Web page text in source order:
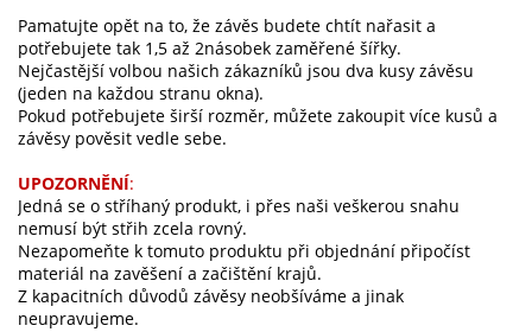
Pamatujte opět na to, že závěs budete chtít nařasit a
potřebujete tak 1,5 až 2násobek zaměřené šířky.
Nejčastější volbou našich zákazníků jsou dva kusy závěsu
(jeden na každou stranu okna).
Pokud potřebujete širší rozměr, můžete zakoupit více kusů a
závěsy pověsit vedle sebe.
UPOZORNĚNÍ:
Jedná se o stříhaný produkt, i přes naši veškerou snahu
nemusí být střih zcela rovný.
Nezapomeňte k tomuto produktu při objednání připočíst
materiál na zavěšení a začištění krajů.
Z kapacitních důvodů závěsy neobšíváme a jinak
neupravujeme.